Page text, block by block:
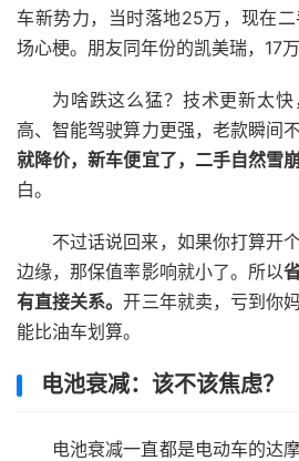
车新势力，当时落地25万，现在
场心梗。朋友同年份的凯美瑞，17
为啥跌这么猛？技术更新太
高、智能驾驶算力更强，老款瞬间
就降价，新车便宜了，二手自然雪
白。
不过话说回来，如果你打算开
边缘，那保值率影响就小了。所以
有直接关系。开三年就卖，亏到你
能比油车划算。
电池衰减：该不该焦虑？
电池衰减一直都是电动车的达